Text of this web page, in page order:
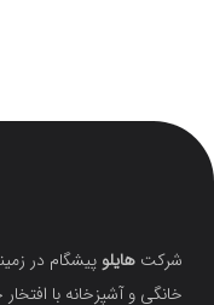
شرکت هایلو پیشگام در
خانگی و آشپزخانه با